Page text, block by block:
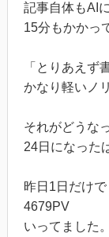
記事自体もAI
15分もかかっ
「とりあえず
かなり軽いノ
それがどうな
24日になった
昨日1日だけで
4679PV
いってました。